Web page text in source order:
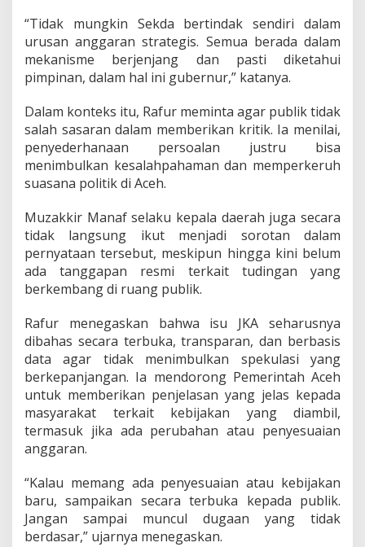
“Tidak mungkin Sekda bertindak sendiri dalam
urusan anggaran strategis. Semua berada dalam
mekanisme berjenjang dan pasti diketahui
pimpinan, dalam hal ini gubernur,” katanya.
Dalam konteks itu, Rafur meminta agar publik tidak
salah sasaran dalam memberikan kritik. Ia menilai,
penyederhanaan persoalan justru bisa
menimbulkan kesalahpahaman dan memperkeruh
suasana politik di Aceh.
Muzakkir Manaf selaku kepala daerah juga secara
tidak langsung ikut menjadi sorotan dalam
pernyataan tersebut, meskipun hingga kini belum
ada tanggapan resmi terkait tudingan yang
berkembang di ruang publik.
Rafur menegaskan bahwa isu JKA seharusnya
dibahas secara terbuka, transparan, dan berbasis
data agar tidak menimbulkan spekulasi yang
berkepanjangan. Ia mendorong Pemerintah Aceh
untuk memberikan penjelasan yang jelas kepada
masyarakat terkait kebijakan yang diambil,
termasuk jika ada perubahan atau penyesuaian
anggaran.
“Kalau memang ada penyesuaian atau kebijakan
baru, sampaikan secara terbuka kepada publik.
Jangan sampai muncul dugaan yang tidak
berdasar,” ujarnya menegaskan.